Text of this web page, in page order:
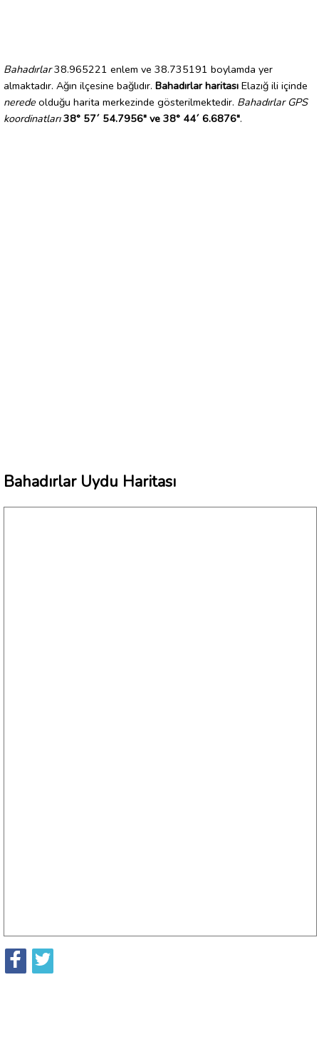
Bahadırlar38.965221 enlem ve 38.735191 boylamda yer
almaktadır. Ağın ilçesine bağlıdır. Bahadırlar haritası Elazığ ili içinde
nerede olduğu harita merkezinde gösterilmektedir. Bahadırlar GPS
koordinatları 38° 57´ 54.7956" ve 38° 44´ 6.6876".
Bahadırlar Uydu Haritası